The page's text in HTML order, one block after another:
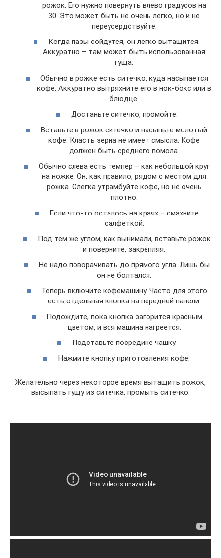
рожок. Его нужно повернуть влево градусов на
30. Это может быть не очень легко, но и не
переусердствуйте.
Когда пазы сойдутся, он легко вытащится.
Аккуратно – там может быть использованная
гуща.
Обычно в рожке есть ситечко, куда насыпается
кофе. Аккуратно вытряхните его в нок-бокс или в
блюдце.
Достаньте ситечко, промойте.
Вставьте в рожок ситечко и насыпьте молотый
кофе. Класть зерна не имеет смысла. Кофе
должен быть среднего помола.
Обычно слева есть темпер – как небольшой круг
на ножке. Он, как правило, рядом с местом для
рожка. Слегка утрамбуйте кофе, но не очень
плотно.
Если что-то осталось на краях – смахните
салфеткой.
Под тем же углом, как вынимали, вставьте рожок
и поверните, закрепляя.
Не надо поворачивать до прямого угла. Лишь бы
он не болтался.
Теперь включите кофемашину. Часто для этого
есть отдельная кнопка на передней панели.
Подождите, пока кнопка загорится красным
цветом, и вся машина нагреется.
Подставьте посредине чашку.
Нажмите кнопку приготовления кофе.
Желательно через некоторое время вытащить рожок,
высыпать гущу из ситечка, промыть ситечко.